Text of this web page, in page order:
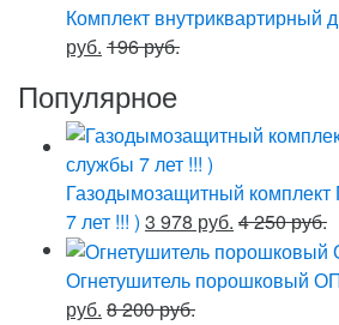
Комплект внутриквартирный
руб. 196 руб.
Популярное
Газодымозащитный комплект
7 лет !!! ) 3 978 руб. 4 250 руб.
Огнетушитель порошковый
руб. 8 200 руб.